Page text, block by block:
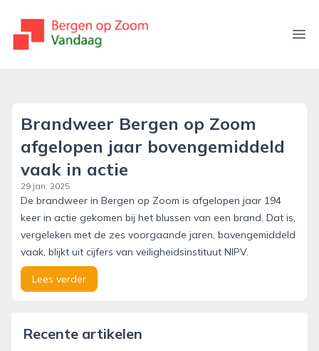
bergenopzoomvandaag.nl
Brandweer Bergen op Zoom
afgelopen jaar bovengemiddeld
vaak in actie
29 jan. 2025
De brandweer in Bergen op Zoom is afgelopen jaar 194
keer in actie gekomen bij het blussen van een brand. Dat is,
vergeleken met de zes voorgaande jaren, bovengemiddeld
vaak, blijkt uit cijfers van veiligheidsinstituut NIPV.
Lees verder
Recente artikelen